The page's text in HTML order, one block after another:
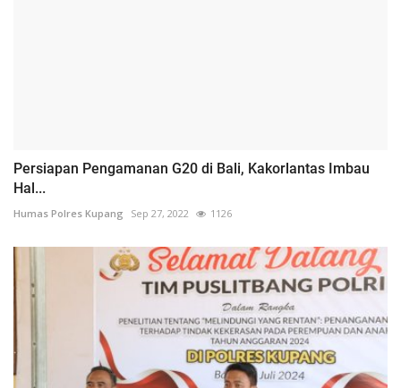
Persiapan Pengamanan G20 di Bali, Kakorlantas Imbau
Hal...
Humas Polres Kupang Sep 27, 2022 1126